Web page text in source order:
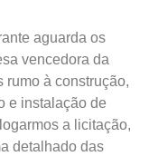
aguarda os
vencedora da
rumo à construção,
e instalação de
a licitação,
detalhado das